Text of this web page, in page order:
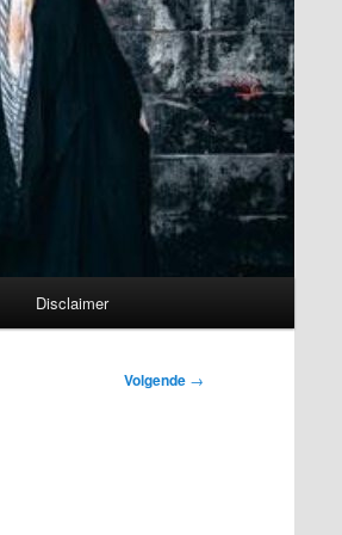
Disclaimer
Volgende →